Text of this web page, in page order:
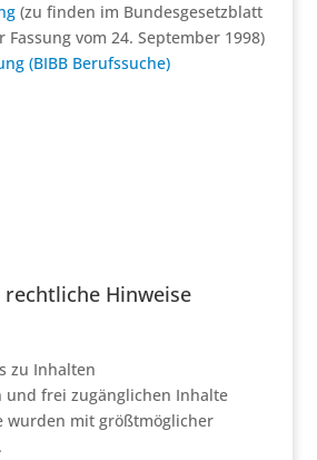
(zu finden im Bundesgesetzblatt
Fassung vom 24. September 1998)
(BIBB Berufssuche)
rechtliche Hinweise
zu Inhalten
und frei zugänglichen Inhalte
wurden mit größtmöglicher